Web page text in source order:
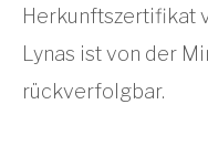
Herkunftszertifikat
Lynas ist von der
rückverfolgbar.